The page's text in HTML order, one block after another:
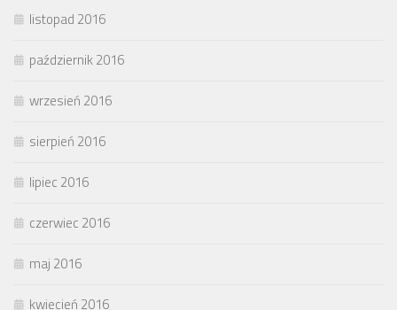
listopad 2016
październik 2016
wrzesień 2016
sierpień 2016
lipiec 2016
czerwiec 2016
maj 2016
kwiecień 2016